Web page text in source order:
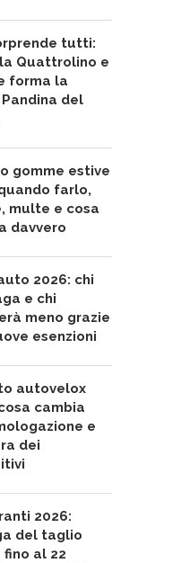
tutti:
Quattrolino e
forma la
del
gomme estive
farlo,
multe e cosa
davvero
2026: chi
e chi
meno grazie
esenzioni
autovelox
cambia
e
dei
2026:
del taglio
fino al 22